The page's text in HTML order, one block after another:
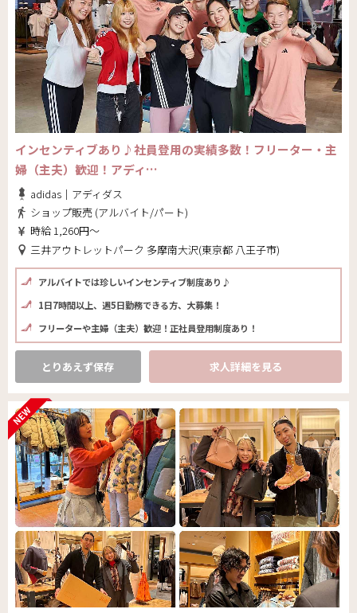
インセンティブあり♪社員登用の実績多数！フリーター・主
婦（主夫）歓迎！アディ…
adidas｜アディダス
ショップ販売 (アルバイト/パート)
時給 1,260円～
三井アウトレットパーク 多摩南大沢(東京都 八王子市)
アルバイトでは珍しいインセンティブ制度あり♪
1日7時間以上、週5日勤務できる方、大募集！
フリーターや主婦（主夫）歓迎！正社員登用制度あり！
とりあえず保存 求人詳細を見る